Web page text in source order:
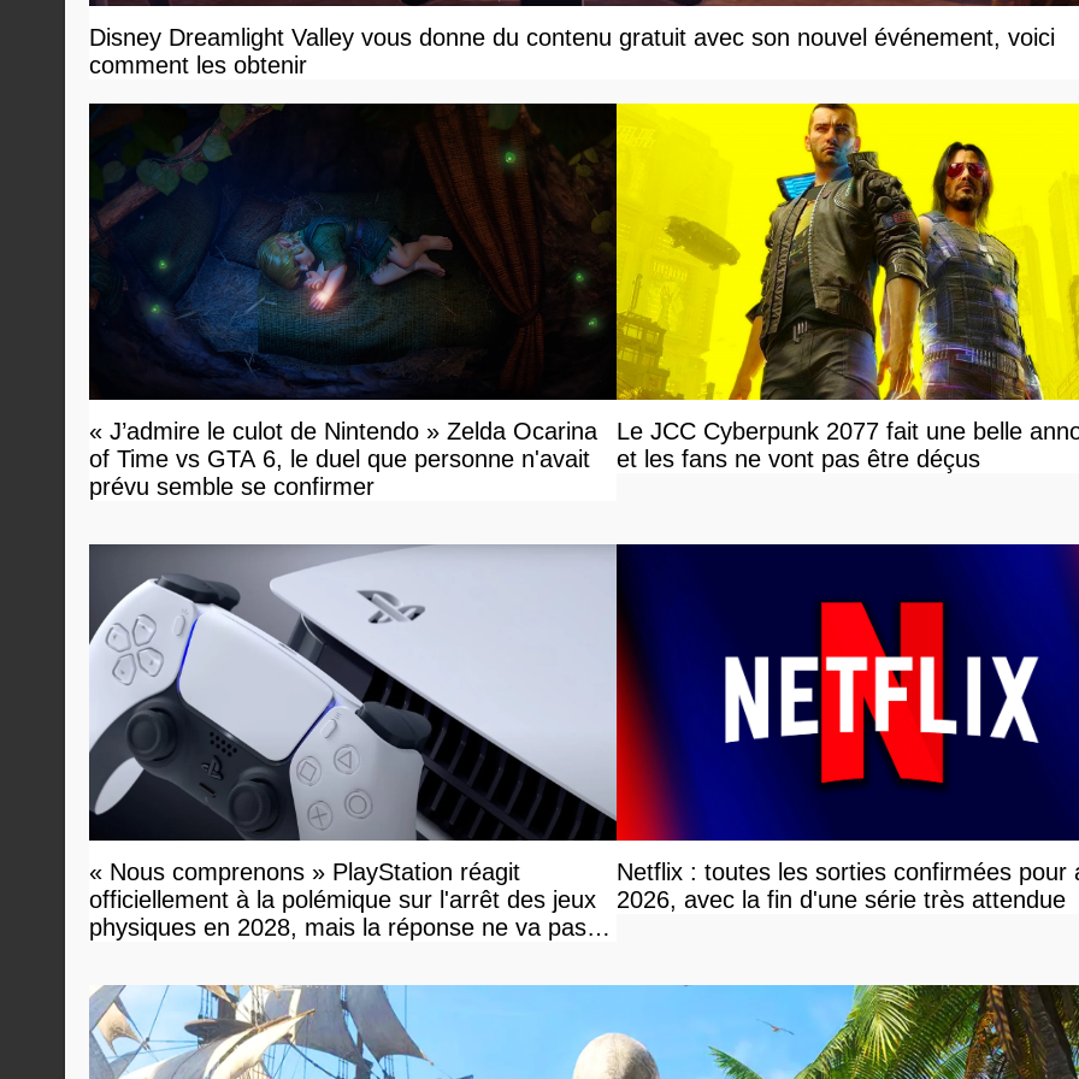
Disney Dreamlight Valley vous donne du contenu gratuit avec son nouvel événement, voici
comment les obtenir
« J’admire le culot de Nintendo » Zelda Ocarina
of Time vs GTA 6, le duel que personne n'avait
prévu semble se confirmer
Le JCC Cyberpunk 2077 fait une belle
et les fans ne vont pas être déçus
« Nous comprenons » PlayStation réagit
officiellement à la polémique sur l'arrêt des jeux
physiques en 2028, mais la réponse ne va pas
Netflix : toutes les sorties confirmées pour
2026, avec la fin d'une série très attendue